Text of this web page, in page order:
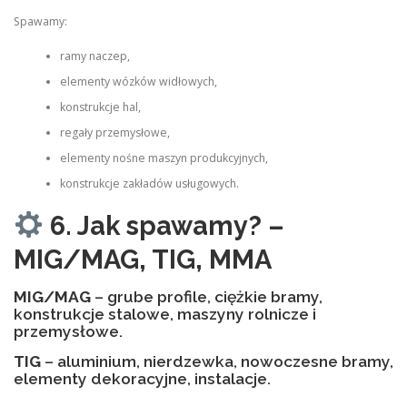
Spawamy:
ramy naczep,
elementy wózków widłowych,
konstrukcje hal,
regały przemysłowe,
elementy nośne maszyn produkcyjnych,
konstrukcje zakładów usługowych.
6. Jak spawamy? –
MIG/MAG, TIG, MMA
MIG/MAG – grube profile, ciężkie bramy,
konstrukcje stalowe, maszyny rolnicze i
przemysłowe.
TIG – aluminium, nierdzewka, nowoczesne bramy,
elementy dekoracyjne, instalacje.